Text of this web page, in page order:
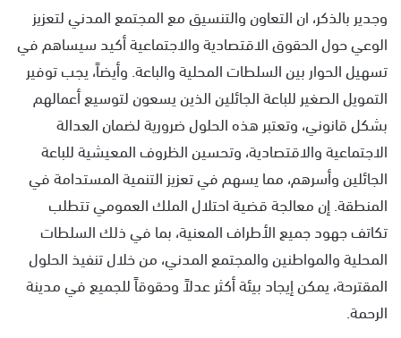
وجدير بالذكر، ان التعاون والتنسيق مع المجتمع المدني لتعزيز
الوعي حول الحقوق الاقتصادية والاجتماعية أكيد سيساهم في
تسهيل الحوار بين السلطات المحلية والباعة. وأيضاً، يجب توفير
التمويل الصغير للباعة الجائلين الذين يسعون لتوسيع أعمالهم
بشكل قانوني، وتعتبر هذه الحلول ضرورية لضمان العدالة
الاجتماعية والاقتصادية، وتحسين الظروف المعيشية للباعة
الجائلين وأسرهم، مما يسهم في تعزيز التنمية المستدامة في
المنطقة. إن معالجة قضية احتلال الملك العمومي تتطلب
تكاتف جهود جميع الأطراف المعنية، بما في ذلك السلطات
المحلية والمواطنين والمجتمع المدني، من خلال تنفيذ الحلول
المقترحة، يمكن إيجاد بيئة أكثر عدلاً وحقوقاً للجميع في مدينة
الرحمة.